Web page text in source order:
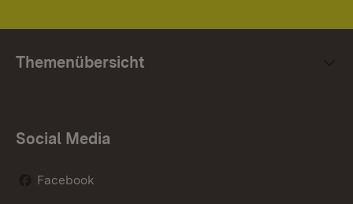
Themenübersicht
Social Media
Facebook